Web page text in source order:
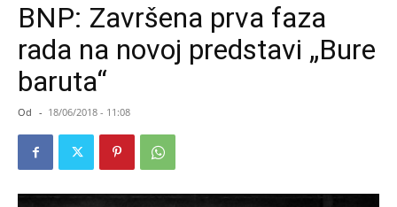
BNP: Završena prva faza
rada na novoj predstavi „Bure
baruta“
Od - 18/06/2018 - 11:08